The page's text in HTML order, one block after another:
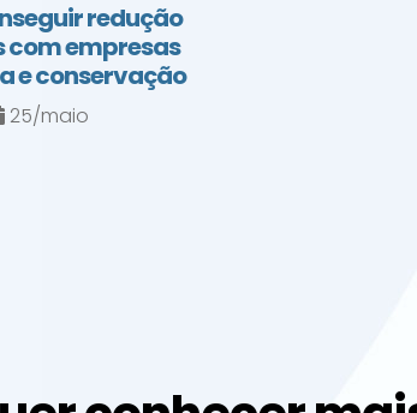
redução
com empresas
e conservação
25/maio